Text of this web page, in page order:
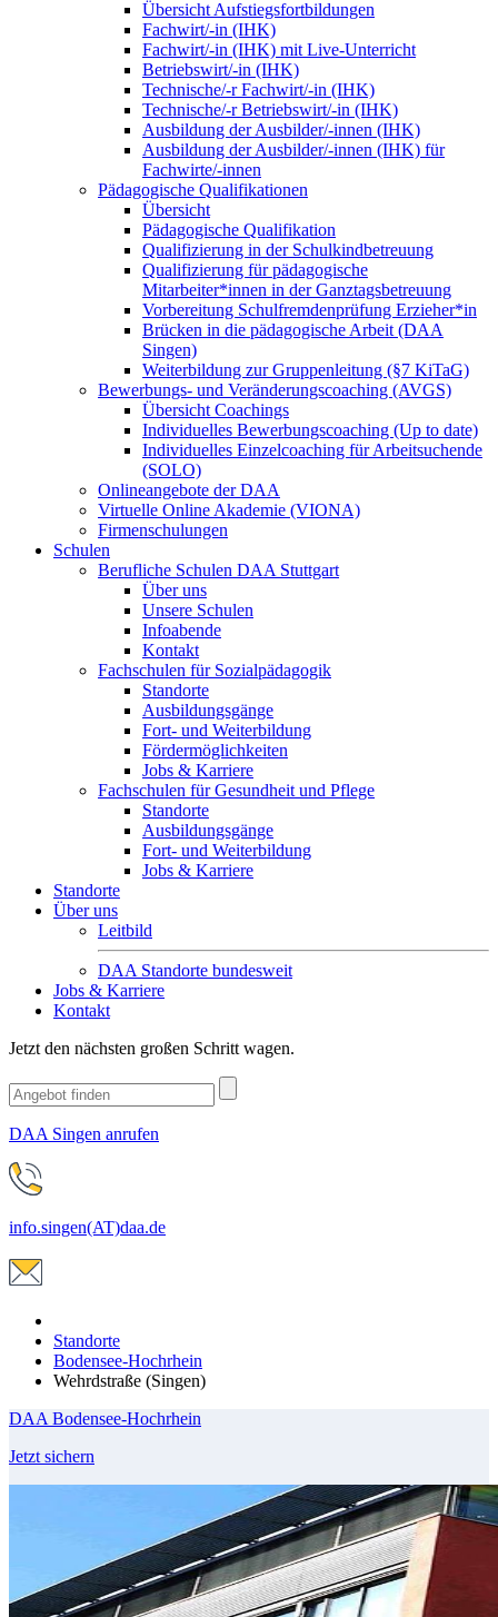
Übersicht Aufstiegsfortbildungen
Fachwirt/-in (IHK)
Fachwirt/-in (IHK) mit Live-Unterricht
Betriebswirt/-in (IHK)
Technische/-r Fachwirt/-in (IHK)
Technische/-r Betriebswirt/-in (IHK)
Ausbildung der Ausbilder/-innen (IHK)
Ausbildung der Ausbilder/-innen (IHK) für
Fachwirte/-innen
Pädagogische Qualifikationen
Übersicht
Pädagogische Qualifikation
Qualifizierung in der Schulkindbetreuung
Qualifizierung für pädagogische
Mitarbeiter*innen in der Ganztagsbetreuung
Vorbereitung Schulfremdenprüfung Erzieher*in
Brücken in die pädagogische Arbeit (DAA
Singen)
Weiterbildung zur Gruppenleitung (§7 KiTaG)
Bewerbungs- und Veränderungscoaching (AVGS)
Übersicht Coachings
Individuelles Bewerbungscoaching (Up to date)
Individuelles Einzelcoaching für Arbeitsuchende
(SOLO)
Onlineangebote der DAA
Virtuelle Online Akademie (VIONA)
Firmenschulungen
Schulen
Berufliche Schulen DAA Stuttgart
Über uns
Unsere Schulen
Infoabende
Kontakt
Fachschulen für Sozialpädagogik
Standorte
Ausbildungsgänge
Fort- und Weiterbildung
Fördermöglichkeiten
Jobs & Karriere
Fachschulen für Gesundheit und Pflege
Standorte
Ausbildungsgänge
Fort- und Weiterbildung
Jobs & Karriere
Standorte
Über uns
Leitbild
DAA Standorte bundesweit
Jobs & Karriere
Kontakt
Jetzt den nächsten großen Schritt wagen.
DAA Singen anrufen
info.singen(AT)daa.de
Standorte
Bodensee-Hochrhein
Wehrdstraße (Singen)
DAA Bodensee-Hochrhein
Jetzt sichern